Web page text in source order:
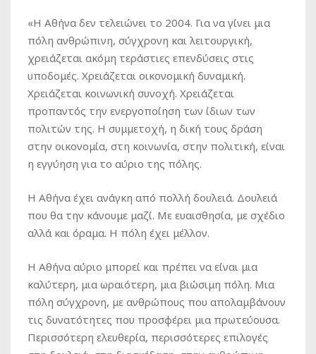
«Η Αθήνα δεν τελειώνει το 2004. Για να γίνει μια
πόλη ανθρώπινη, σύγχρονη και λειτουργική,
χρειάζεται ακόμη τεράστιες επενδύσεις στις
υποδομές. Χρειάζεται οικονομική δυναμική.
Χρειάζεται κοινωνική συνοχή. Χρειάζεται
προπαντός την ενεργοποίηση των ίδιων των
πολιτών της. Η συμμετοχή, η δική τους δράση
στην οικονομία, στη κοινωνία, στην πολιτική, είναι
η εγγύηση για το αύριο της πόλης.
Η Αθήνα έχει ανάγκη από πολλή δουλειά. Δουλειά
που θα την κάνουμε μαζί. Με ευαισθησία, με σχέδιο
αλλά και όραμα. Η πόλη έχει μέλλον.
Η Αθήνα αύριο μπορεί και πρέπει να είναι μια
καλύτερη, μια ωραιότερη, μια βιώσιμη πόλη. Μια
πόλη σύγχρονη, με ανθρώπους που απολαμβάνουν
τις δυνατότητες που προσφέρει μια πρωτεύουσα.
Περισσότερη ελευθερία, περισσότερες επιλογές